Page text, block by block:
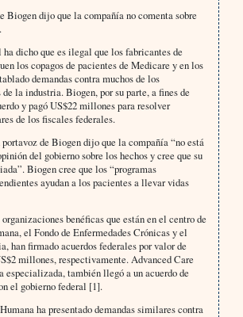
Biogen dijo que la compañía no comenta sobre
dicho que es ilegal que los fabricantes de
los copagos de pacientes de Medicare y en los
demandas contra muchos de los
la industria. Biogen, por su parte, a fines de
y pagó US$22 millones para resolver
de los fiscales federales.
de Biogen dijo que la compañía “no está
del gobierno sobre los hechos y cree que su
Biogen cree que los “programas
ayudan a los pacientes a llevar vidas
benéficas que están en el centro de
el Fondo de Enfermedades Crónicas y el
han firmado acuerdos federales por valor de
millones, respectivamente. Advanced Care
especializada, también llegó a un acuerdo de
el gobierno federal [1].
ha presentado demandas similares contra